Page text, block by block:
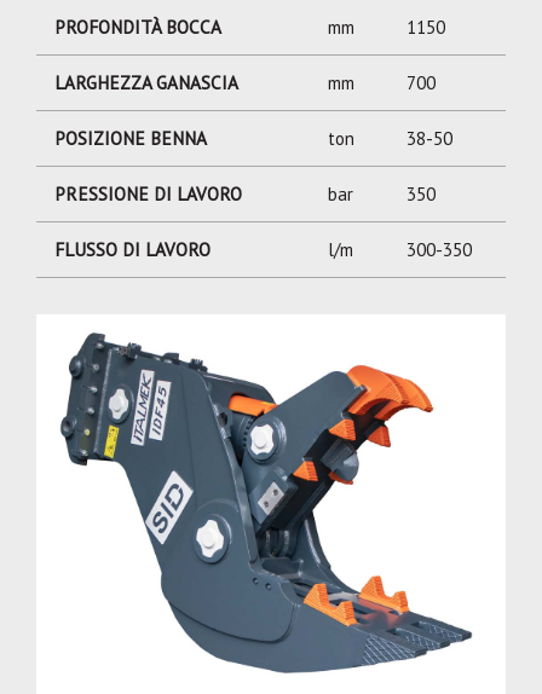
PROFONDITÀ BOCCA mm 1150
LARGHEZZA GANASCIA mm 700
POSIZIONE BENNA ton 38-50
PRESSIONE DI LAVORO bar 350
FLUSSO DI LAVORO l/m 300-350